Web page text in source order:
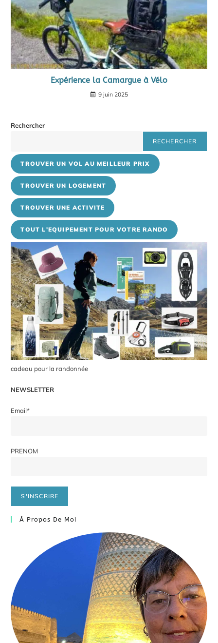
Expérience la Camargue à Vélo
9 juin 2025
Rechercher
RECHERCHER
TROUVER UN VOL AU MEILLEUR PRIX
TROUVER UN LOGEMENT
TROUVER UNE ACTIVITE
TOUT L'EQUIPEMENT POUR VOTRE RANDO
cadeau pour la randonnée
NEWSLETTER
Email*
PRENOM
À Propos De Moi